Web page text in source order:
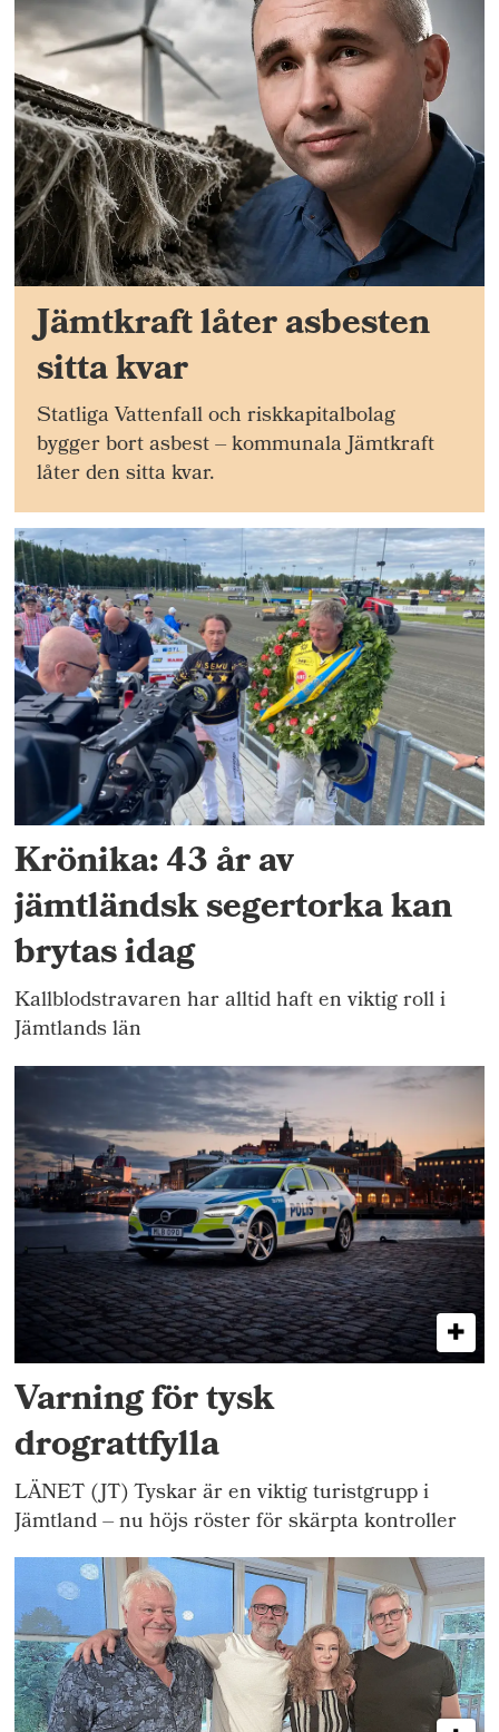
Jämtkraft låter asbesten
sitta kvar
Statliga Vattenfall och riskkapitalbolag
bygger bort asbest – kommunala Jämtkraft
låter den sitta kvar.
Krönika: 43 år av
jämtländsk segertorka kan
brytas idag
Kallblodstravaren har alltid haft en viktig roll i
Jämtlands län
Varning för tysk
drograttfylla
LÄNET (JT) Tyskar är en viktig turistgrupp i
Jämtland – nu höjs röster för skärpta kontroller